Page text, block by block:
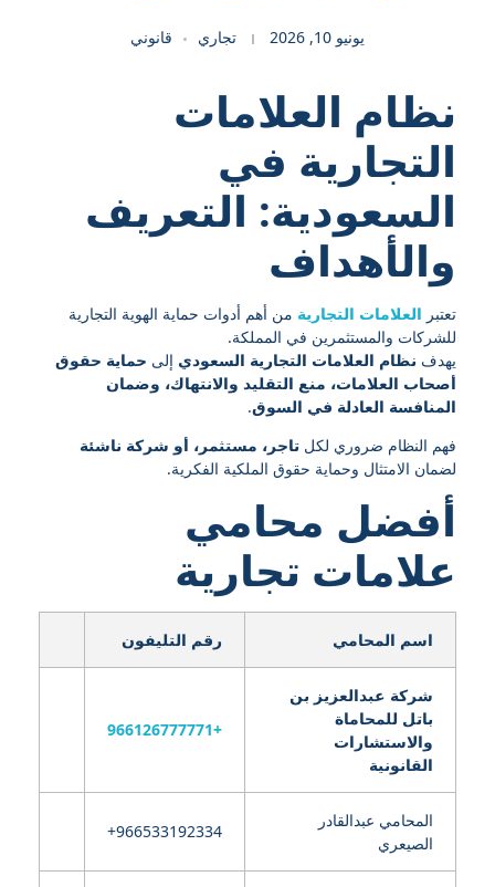
يونيو 10, 2026 تجاري قانوني
نظام العلامات
التجارية في
السعودية: التعريف
والأهداف
تعتبر العلامات التجارية من أهم أدوات حماية الهوية التجارية
للشركات والمستثمرين في المملكة.
يهدف نظام العلامات التجارية السعودي إلى حماية حقوق
أصحاب العلامات، منع التقليد والانتهاك، وضمان
المنافسة العادلة في السوق.
فهم النظام ضروري لكل تاجر، مستثمر، أو شركة ناشئة
لضمان الامتثال وحماية حقوق الملكية الفكرية.
أفضل محامي
علامات تجارية
اسم المحامي رقم التليفون
شركة عبدالعزيز بن
باتل للمحاماة
والاستشارات
القانونية
+966126777771
المحامي عبدالقادر
الصيعري